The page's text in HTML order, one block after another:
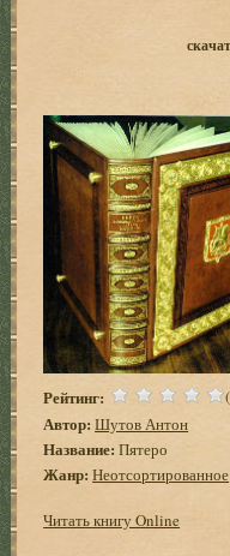
Рейтинг:
Автор: Шутов Антон
Название: Пятеро
Жанр: Неотсортированное
Читать книгу Online